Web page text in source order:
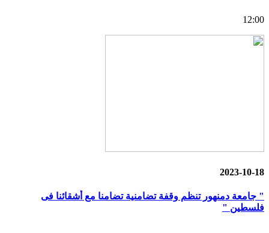
12:00
2023-10-18
" جامعة دمنهور تنظم وقفة تضامنية تضامنا مع أشقائنا فى
فلسطين "